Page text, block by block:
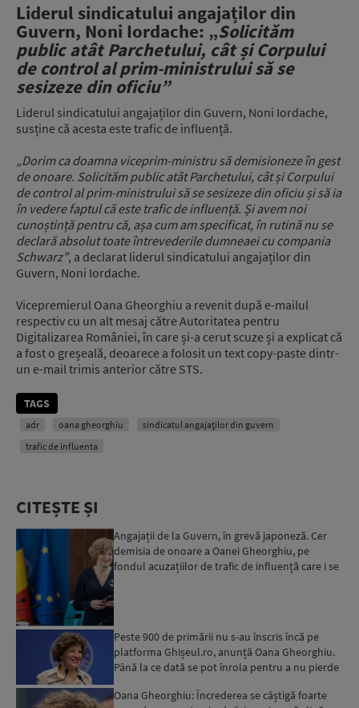
Liderul sindicatului angajaților din
Guvern, Noni Iordache: „Solicităm
public atât Parchetului, cât și Corpului
de control al prim-ministrului să se
sesizeze din oficiu”
Liderul sindicatului angajaților din Guvern, Noni Iordache,
susține că acesta este trafic de influență.
„Dorim ca doamna viceprim-ministru să demisioneze în gest
de onoare. Solicităm public atât Parchetului, cât și Corpului
de control al prim-ministrului să se sesizeze din oficiu și să ia
în vedere faptul că este trafic de influență. Și avem noi
cunoștință pentru că, așa cum am specificat, în rutină nu se
declară absolut toate întrevederile dumneaei cu compania
Schwarz”, a declarat liderul sindicatului angajaților din
Guvern, Noni Iordache.
Vicepremierul Oana Gheorghiu a revenit după e-mailul
respectiv cu un alt mesaj către Autoritatea pentru
Digitalizarea României, în care și-a cerut scuze și a explicat că
a fost o greșeală, deoarece a folosit un text copy-paste dintr-
un e-mail trimis anterior către STS.
TAGS
adr oana gheorghiu
sindicatul angajaților din guvern
trafic de influenta
CITEȘTE ȘI
Angajații de la Guvern, în grevă japoneză. Cer
demisia de onoare a Oanei Gheorghiu, pe
fondul acuzațiilor de trafic de influență care i se
Peste 900 de primării nu s-au înscris încă pe
platforma Ghișeul.ro, anunță Oana Gheorghiu.
Până la ce dată se pot înrola pentru a nu pierde
Oana Gheorghiu: Încrederea se câștigă foarte